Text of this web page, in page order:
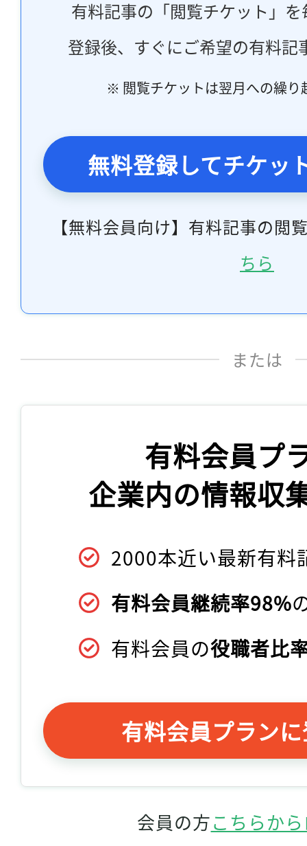
有料記事の「閲覧チケット」
登録後、すぐにご希望の有料記
※ 閲覧チケットは翌月への繰り
無料登録してチケッ
【無料会員向け】有料記事の閲
ちら
または
有料会員プ
企業内の情報収
2000本近い最新有料
有料会員継続率98%
有料会員の役職者比
有料会員プラン
会員の方こちらか